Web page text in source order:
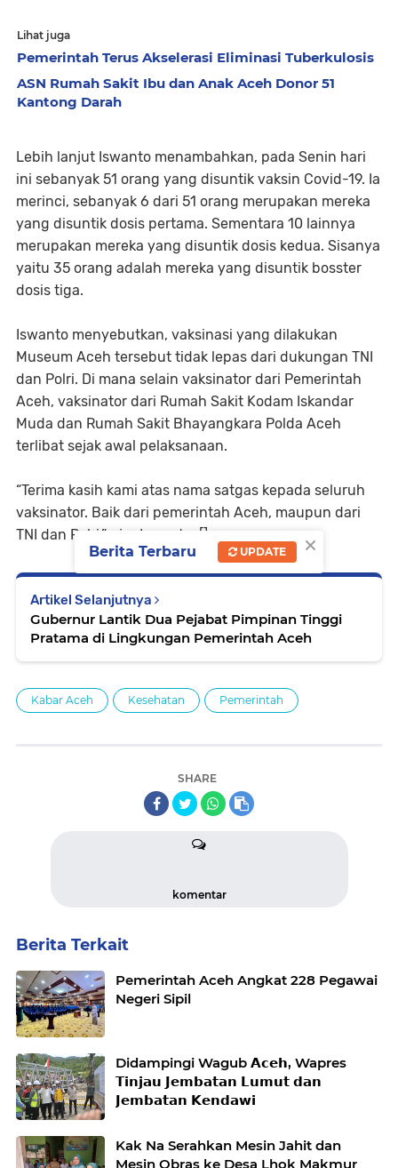
Lihat juga
Pemerintah Terus Akselerasi Eliminasi Tuberkulosis
ASN Rumah Sakit Ibu dan Anak Aceh Donor 51
Kantong Darah
Lebih lanjut Iswanto menambahkan, pada Senin hari
ini sebanyak 51 orang yang disuntik vaksin Covid-19. Ia
merinci, sebanyak 6 dari 51 orang merupakan mereka
yang disuntik dosis pertama. Sementara 10 lainnya
merupakan mereka yang disuntik dosis kedua. Sisanya
yaitu 35 orang adalah mereka yang disuntik bosster
dosis tiga.
Iswanto menyebutkan, vaksinasi yang dilakukan
Museum Aceh tersebut tidak lepas dari dukungan TNI
dan Polri. Di mana selain vaksinator dari Pemerintah
Aceh, vaksinator dari Rumah Sakit Kodam Iskandar
Muda dan Rumah Sakit Bhayangkara Polda Aceh
terlibat sejak awal pelaksanaan.
“Terima kasih kami atas nama satgas kepada seluruh
vaksinator. Baik dari pemerintah Aceh, maupun dari
TNI dan Polri,” ujar Iswanto. []
Artikel Selanjutnya
Gubernur Lantik Dua Pejabat Pimpinan Tinggi
Pratama di Lingkungan Pemerintah Aceh
Kabar Aceh Kesehatan Pemerintah
SHARE
komentar
Berita Terkait
Pemerintah Aceh Angkat 228 Pegawai
Negeri Sipil
Didampingi Wagub 𝗔𝗰𝗲𝗵, Wapres
𝗧𝗶𝗻𝗷𝗮𝘂 𝗝𝗲𝗺𝗯𝗮𝘁𝗮𝗻 𝗟𝘂𝗺𝘂𝘁 𝗱𝗮𝗻
𝗝𝗲𝗺𝗯𝗮𝘁𝗮𝗻 𝗞𝗲𝗻𝗱𝗮𝘄𝗶
Kak Na Serahkan Mesin Jahit dan
Mesin Obras ke Desa Lhok Makmur
×
Berita Terbaru UPDATE